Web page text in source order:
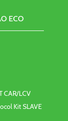
ECO
CAR/LCV
Kit SLAVE